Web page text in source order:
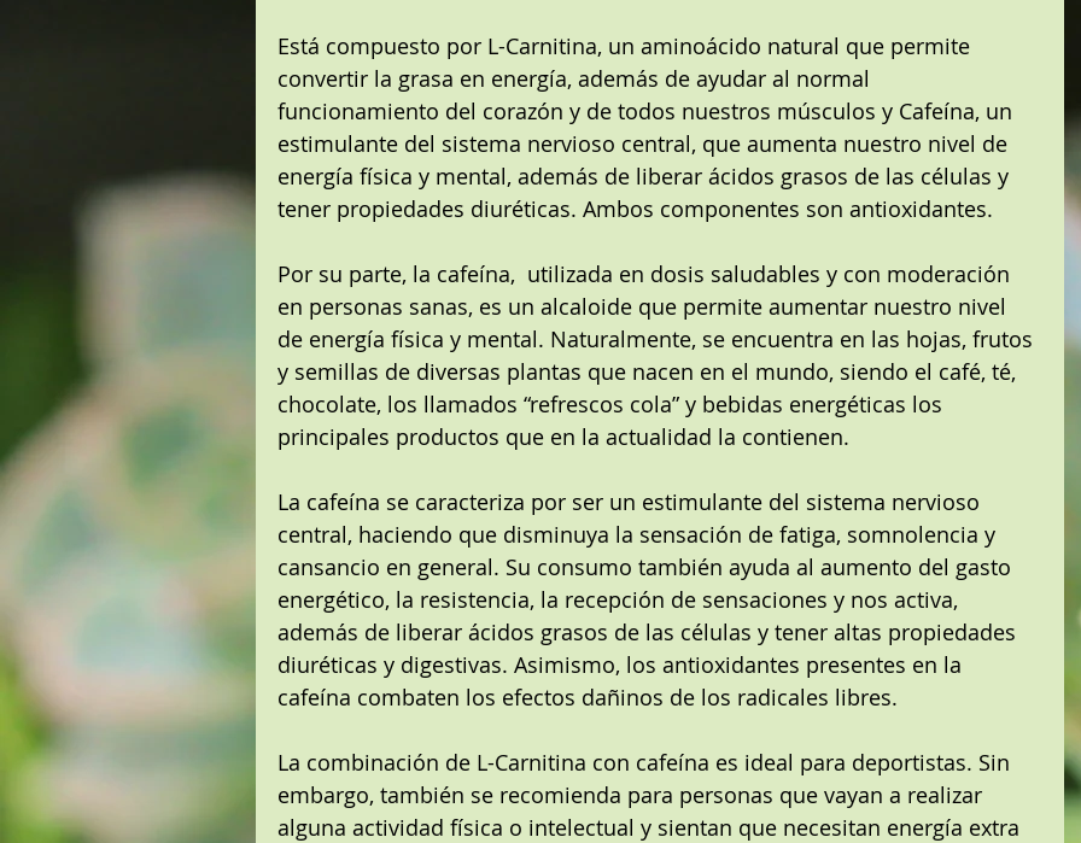
Está compuesto por L-Carnitina, un aminoácido natural que permite
convertir la grasa en energía, además de ayudar al normal
funcionamiento del corazón y de todos nuestros músculos y Cafeína, un
estimulante del sistema nervioso central, que aumenta nuestro nivel de
energía física y mental, además de liberar ácidos grasos de las células y
tener propiedades diuréticas. Ambos componentes son antioxidantes.
Por su parte, la cafeína,  utilizada en dosis saludables y con moderación
en personas sanas, es un alcaloide que permite aumentar nuestro nivel
de energía física y mental. Naturalmente, se encuentra en las hojas, frutos
y semillas de diversas plantas que nacen en el mundo, siendo el café, té,
chocolate, los llamados “refrescos cola” y bebidas energéticas los
principales productos que en la actualidad la contienen.
La cafeína se caracteriza por ser un estimulante del sistema nervioso
central, haciendo que disminuya la sensación de fatiga, somnolencia y
cansancio en general. Su consumo también ayuda al aumento del gasto
energético, la resistencia, la recepción de sensaciones y nos activa,
además de liberar ácidos grasos de las células y tener altas propiedades
diuréticas y digestivas. Asimismo, los antioxidantes presentes en la
cafeína combaten los efectos dañinos de los radicales libres.
La combinación de L-Carnitina con cafeína es ideal para deportistas. Sin
embargo, también se recomienda para personas que vayan a realizar
alguna actividad física o intelectual y sientan que necesitan energía extra